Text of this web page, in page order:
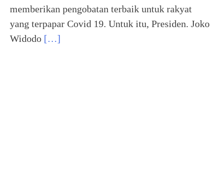
memberikan pengobatan terbaik untuk rakyat
yang terpapar Covid 19. Untuk itu, Presiden. Joko
Widodo […]